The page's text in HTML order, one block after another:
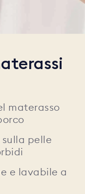
materasso
pelle
e lavabile a